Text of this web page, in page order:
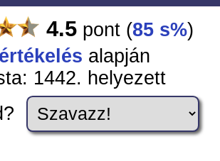
4.5pont (85 s%)
alapján
1442. helyezett